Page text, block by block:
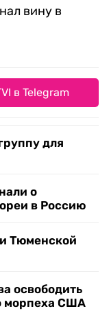
вину в
в Telegram
для
о
в Россию
Тюменской
освободить
морпеха США